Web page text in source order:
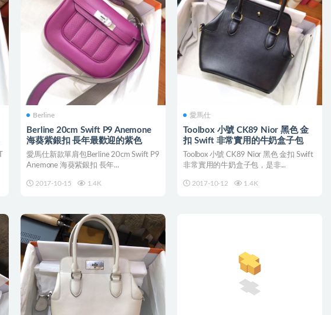
Berline
Berline 20cm Swift P9 Anemone
海葵紫銀扣 長年最歡迎的紫色
愛馬仕新款單肩包Berline 20cm Swift P9
Anemone 海葵紫銀扣 長年...
2017-10-15 1.4K
愛馬仕
Toolbox 小號 CK89 Nior 黑色 金
扣 Swift 非常實用的牛奶盒子包
Toolbox 小號 CK89 Nior 黑色 金扣 Swift
非常實用的牛奶盒子包，是非...
2017-10-12 1.4K